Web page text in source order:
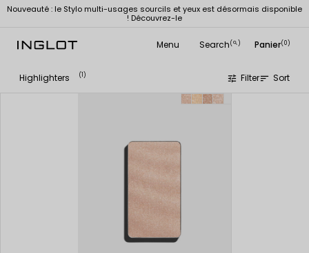
Nouveauté : le Stylo multi-usages sourcils et yeux est désormais disponible
! Découvrez-le
Menu Search(
search ) Panier(0)
Highlighters (1) tune Filtersort Sort